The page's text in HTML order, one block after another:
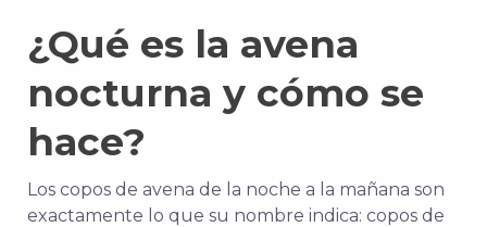
¿Qué es la avena
nocturna y cómo se
hace?
Los copos de avena de la noche a la mañana son
exactamente lo que su nombre indica: copos de